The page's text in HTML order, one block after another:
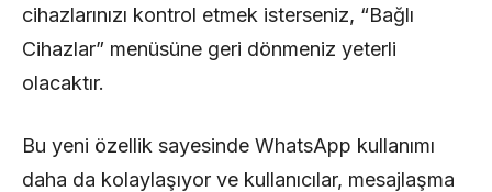
cihazlarınızı kontrol etmek isterseniz, “Bağlı
Cihazlar” menüsüne geri dönmeniz yeterli
olacaktır.
Bu yeni özellik sayesinde WhatsApp kullanımı
daha da kolaylaşıyor ve kullanıcılar, mesajlaşma